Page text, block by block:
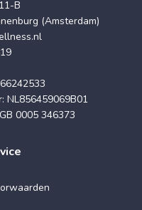
B
(Amsterdam)
NL856459069B01
0005 346373